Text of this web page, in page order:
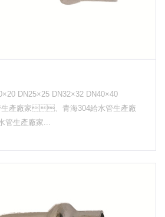
DN25×25 DN32×32 DN40×40
生產廠家、青海304給水管生產廠
生產廠家...